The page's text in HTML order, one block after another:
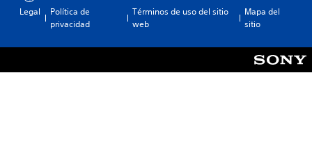
Legal
Política de
privacidad
Términos de uso del sitio
web
Mapa del
sitio